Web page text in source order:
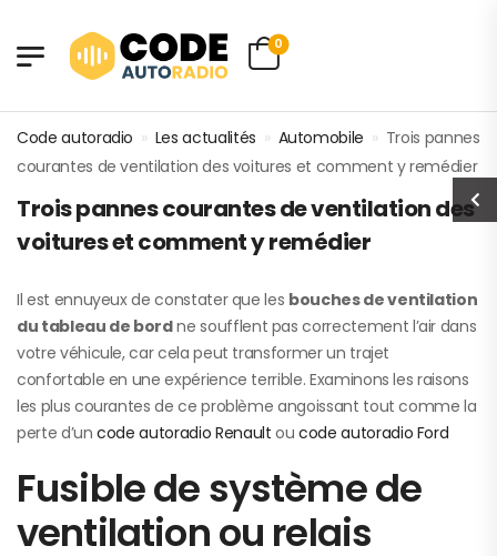
0
Code autoradio » Les actualités » Automobile » Trois pannes
courantes de ventilation des voitures et comment y remédier
Trois pannes courantes de ventilation des
voitures et comment y remédier
Il est ennuyeux de constater que les bouches de ventilation
du tableau de bordne soufflent pas correctement l’air dans
votre véhicule, car cela peut transformer un trajet
confortable en une expérience terrible. Examinons les raisons
les plus courantes de ce problème angoissant tout comme la
perte d’uncode autoradio Renault oucode autoradio Ford
Fusible de système de
ventilation ou relais